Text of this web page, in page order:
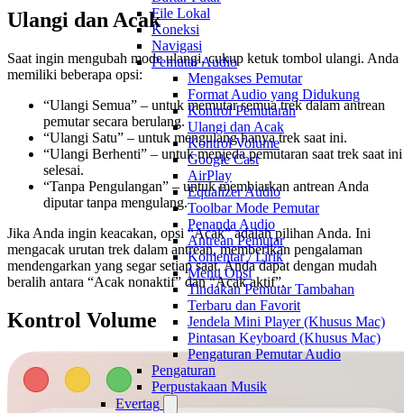
File Lokal
Koneksi
Navigasi
Pemutar Audio
Mengakses Pemutar
Format Audio yang Didukung
Kontrol Pemutaran
Ulangi dan Acak
Kontrol Volume
Google Cast
AirPlay
Equalizer Audio
Toolbar Mode Pemutar
Penanda Audio
Antrean Pemutar
Komentar / Lirik
Menu Opsi
Tindakan Pemutar Tambahan
Terbaru dan Favorit
Jendela Mini Player (Khusus Mac)
Pintasan Keyboard (Khusus Mac)
Pengaturan Pemutar Audio
Pengaturan
Perpustakaan Musik
Evertag
Ulangi dan Acak
Saat ingin mengubah mode ulangi, cukup ketuk tombol ulangi. Anda
memiliki beberapa opsi:
“Ulangi Semua” – untuk memutar semua trek dalam antrean
pemutar secara berulang.
“Ulangi Satu” – untuk mengulang hanya trek saat ini.
“Ulangi Berhenti” – untuk menjeda pemutaran saat trek saat ini
selesai.
“Tanpa Pengulangan” – untuk membiarkan antrean Anda
diputar tanpa mengulang.
Jika Anda ingin keacakan, opsi “Acak” adalah pilihan Anda. Ini
mengacak urutan trek dalam antrean, memberikan pengalaman
mendengarkan yang segar setiap saat. Anda dapat dengan mudah
beralih antara “Acak nonaktif” dan “Acak aktif”.
Kontrol Volume